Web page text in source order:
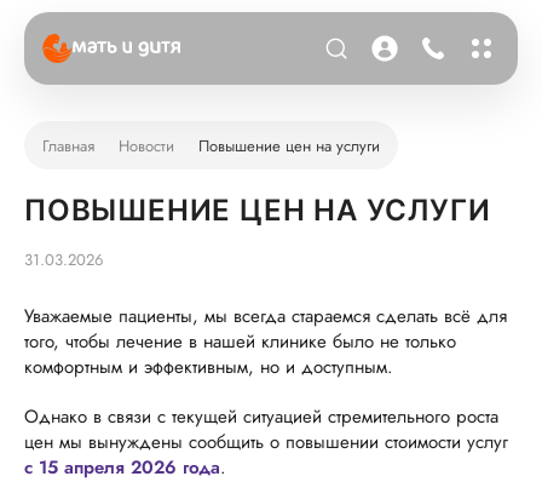
Главная Новости Повышение цен на услуги
ПОВЫШЕНИЕ ЦЕН НА УСЛУГИ
31.03.2026
Уважаемые пациенты, мы всегда стараемся сделать всё для
того, чтобы лечение в нашей клинике было не только
комфортным и эффективным, но и доступным.
Однако в связи с текущей ситуацией стремительного роста
цен мы вынуждены сообщить о повышении стоимости услуг
с 15 апреля 2026 года.